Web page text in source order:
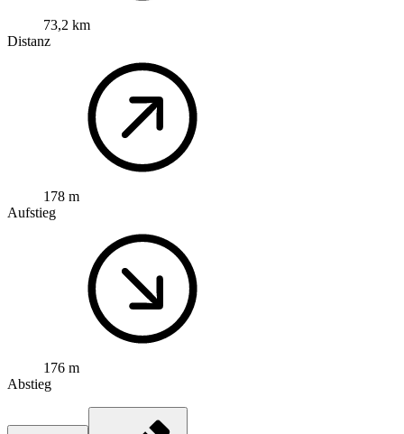
73,2 km
Distanz
178 m
Aufstieg
176 m
Abstieg